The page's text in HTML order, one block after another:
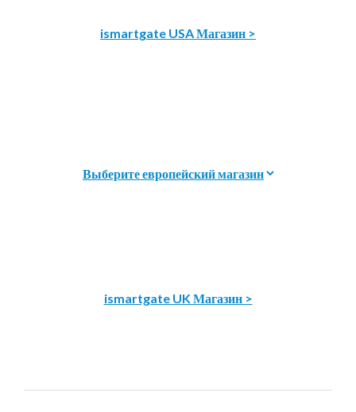
ismartgate USA Магазин >
ismartgate UK Магазин >